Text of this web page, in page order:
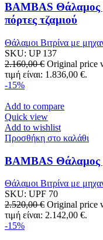
BAMBAS Θάλαμος
πόρτες τζαμιού
Θάλαμοι Βιτρίνα με
SKU: UP 137
2.160,00€ Original price
τιμή είναι: 1.836,00 €.
-15%
Add to compare
Quick view
Add to wishlist
Προσθήκη στο καλάθι
BAMBAS Θάλαμος
Θάλαμοι Βιτρίνα με
SKU: UPF 70
2.520,00€ Original price
τιμή είναι: 2.142,00 €.
-15%